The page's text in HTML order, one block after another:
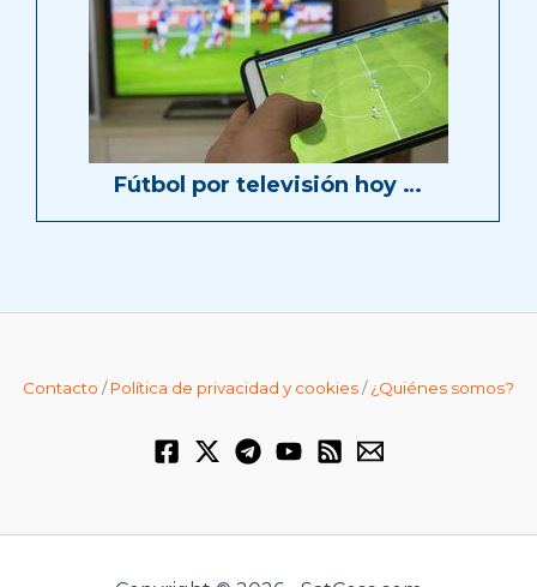
Fútbol por televisión hoy …
Contacto /Política de privacidad y cookies/¿Quiénes somos?